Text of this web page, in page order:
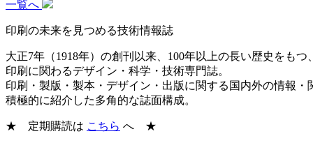
一覧へ
印刷の未来を見つめる技術情報誌
大正7年（1918年）の創刊以来、100年以上の長い歴史をもつ、
印刷に関わるデザイン・科学・技術専門誌。
印刷・製版・製本・デザイン・出版に関する国内外の情報・
積極的に紹介した多角的な誌面構成。
★ 定期購読は こちら へ ★